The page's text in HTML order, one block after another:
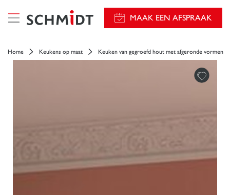
MAAK EEN AFSPRAAK
Home Keukens op maat Keuken van gegroefd hout met afgeronde vormen